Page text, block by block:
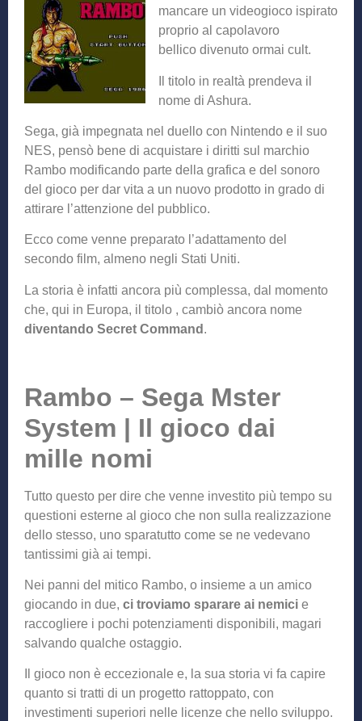
mancare un videogioco ispirato
proprio al capolavoro
bellico divenuto ormai cult.
Il titolo in realtà prendeva il
nome di Ashura.
Sega, già impegnata nel duello con Nintendo e il suo
NES, pensò bene di acquistare i diritti sul marchio
Rambo modificando parte della grafica e del sonoro
del gioco per dar vita a un nuovo prodotto in grado di
attirare l’attenzione del pubblico.
Ecco come venne preparato l’adattamento del
secondo film, almeno negli Stati Uniti.
La storia è infatti ancora più complessa, dal momento
che, qui in Europa, il titolo , cambiò ancora nome
diventando Secret Command .
Rambo – Sega Mster
System | Il gioco dai
mille nomi
Tutto questo per dire che venne investito più tempo su
questioni esterne al gioco che non sulla realizzazione
dello stesso, uno sparatutto come se ne vedevano
tantissimi già ai tempi.
Nei panni del mitico Rambo, o insieme a un amico
giocando in due, ci troviamo sparare ai nemici e
raccogliere i pochi potenziamenti disponibili, magari
salvando qualche ostaggio.
Il gioco non è eccezionale e, la sua storia vi fa capire
quanto si tratti di un progetto rattoppato, con
investimenti superiori nelle licenze che nello sviluppo.